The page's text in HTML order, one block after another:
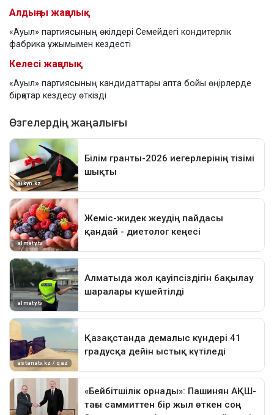
Алдыңғы жаңалық
«Ауыл» партиясының өкілдері Семейдегі кондитерлік
фабрика ұжымымен кездесті
Келесі жаңалық
«Ауыл» партиясының кандидаттары апта бойы өңірлерде
бірқатар кездесу өткізді